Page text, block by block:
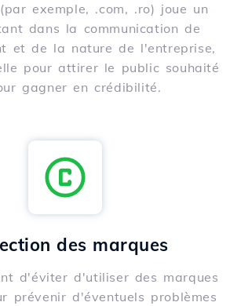
exemple, .com, .ro) joue un
dans la communication de
et de la nature de l'entreprise,
pour attirer le public souhaité
gagner en crédibilité.
des marques
d'éviter d'utiliser des marques
prévenir d'éventuels problèmes